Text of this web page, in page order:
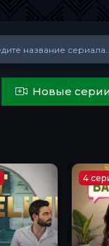
Новые
4